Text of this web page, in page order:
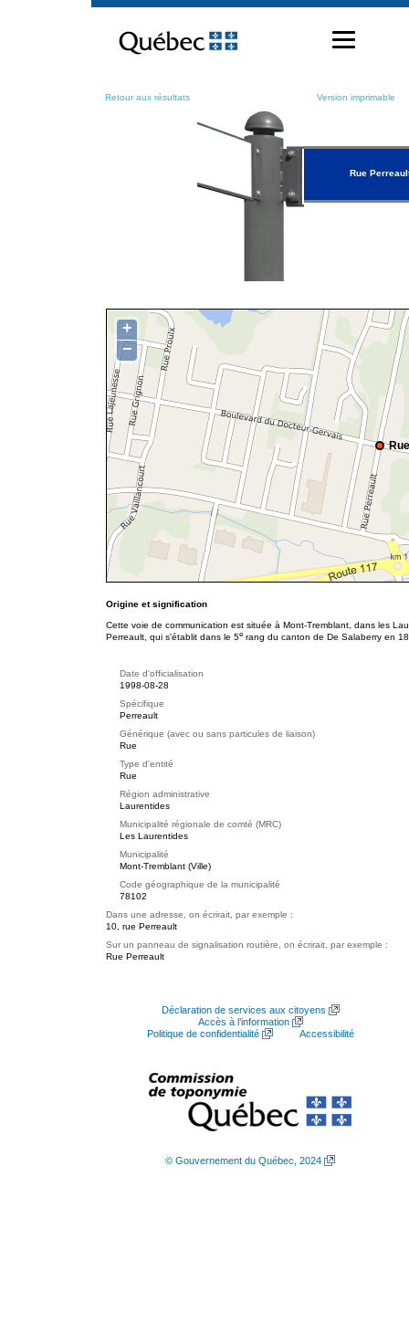
contenu
Retour aux résultats Version imprimable
Rue
+
−
Origine et signification
Cette voie de communication est située à Mont-Tremblant, dans les
Perreault, qui s'établit dans le 5e rang du canton de De Salaberry en
Date d'officialisation
1998-08-28
Spécifique
Perreault
Générique (avec ou sans particules de liaison)
Rue
Type d'entité
Rue
Région administrative
Laurentides
Municipalité régionale de comté (MRC)
Les Laurentides
Municipalité
Mont-Tremblant (Ville)
Code géographique de la municipalité
78102
Dans une adresse, on écrirait, par exemple :
10, rue Perreault
Sur un panneau de signalisation routière, on écrirait, par exemple :
Rue Perreault
Déclaration de services aux citoyens
Accès à l’information
Politique de confidentialité
Accessibilité
© Gouvernement du Québec, 2024